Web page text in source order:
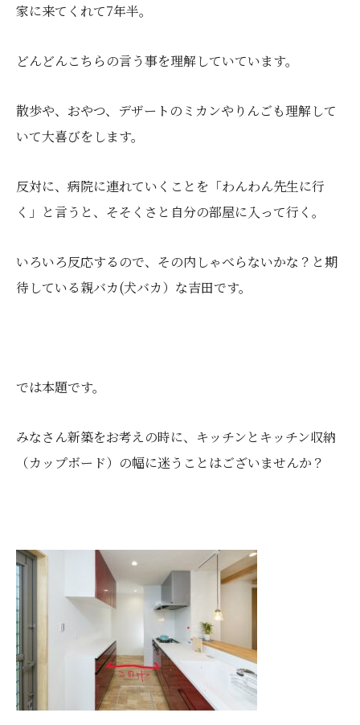
家に来てくれて7年半。
どんどんこちらの言う事を理解していています。
散歩や、おやつ、デザートのミカンやりんごも理解して
いて大喜びをします。
反対に、病院に連れていくことを「わんわん先生に行
く」と言うと、そそくさと自分の部屋に入って行く。
いろいろ反応するので、その内しゃべらないかな？と期
待している親バカ(犬バカ）な吉田です。
では本題です。
みなさん新築をお考えの時に、キッチンとキッチン収納
（カップボード）の幅に迷うことはございませんか？